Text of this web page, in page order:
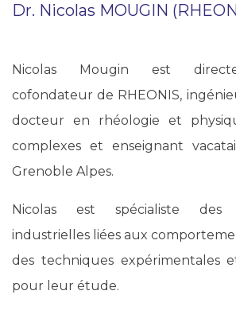
Dr. Nicolas MOUGIN
Nicolas Mougin est
cofondateur de RHEONIS,
docteur en rhéologie et
complexes et enseignant
Grenoble Alpes.
Nicolas est spécialiste des
industrielles liées aux
des techniques expérimentales
pour leur étude.